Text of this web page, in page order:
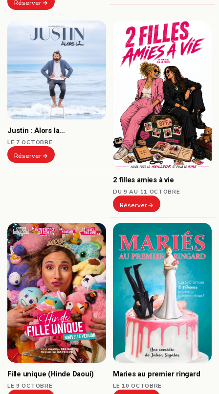
Réserver
Justin : Alors la…
LE 7 OCTOBRE
Réserver
2 filles amies à vie
DU 9 AU 11 OCTOBRE
Réserver
Fille unique (Hinde Daoui)
LE 9 OCTOBRE
Maries au premier ringard
LE 10 OCTOBRE